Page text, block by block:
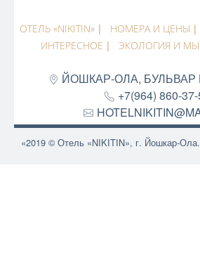
ОТЕЛЬ «NIKITIN» НОМЕРА И ЦЕНЫ
ИНТЕРЕСНОЕ
ЭКОЛОГИЯ И МЫ
ЙОШКАР-ОЛА,
+7(964) 860-
«2019 © Отель «NIKITIN», г. Йошкар-